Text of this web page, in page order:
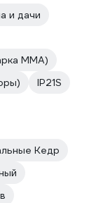
и дачи
MMA)
IP21S
Кедр